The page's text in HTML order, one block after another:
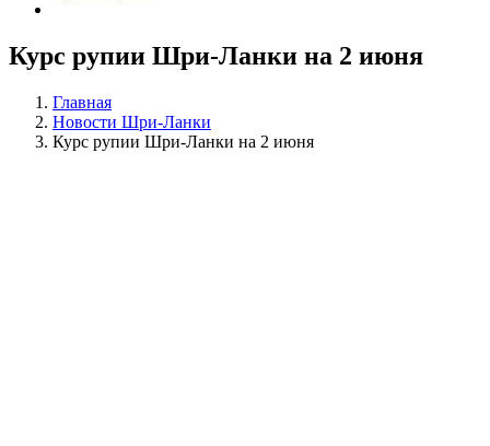
Курс рупии Шри-Ланки на 2 июня
Главная
Новости Шри-Ланки
Курс рупии Шри-Ланки на 2 июня